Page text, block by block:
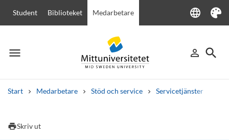
Student Biblioteket Medarbetare language
Language
Tema
menu
Meny person_outline
Logga in
search
Sök
Start Medarbetare Stöd och service Servicetjänster
Andra söktjänster
printSkriv ut